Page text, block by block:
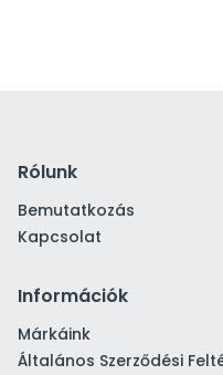
Rólunk
Bemutatkozás
Kapcsolat
Információk
Márkáink
Általános Szerződési